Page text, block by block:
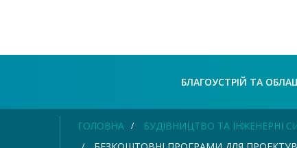
БЛАГОУСТРІЙ ТА
ГОЛОВНА БУДІВНИЦТВО ТА ІНЖЕНЕРНІ